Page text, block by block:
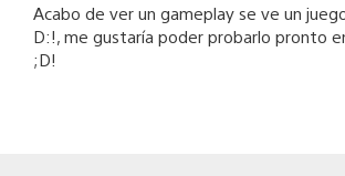
Acabo de ver un gameplay se ve un
D:!, me gustaría poder probarlo pronto
;D!